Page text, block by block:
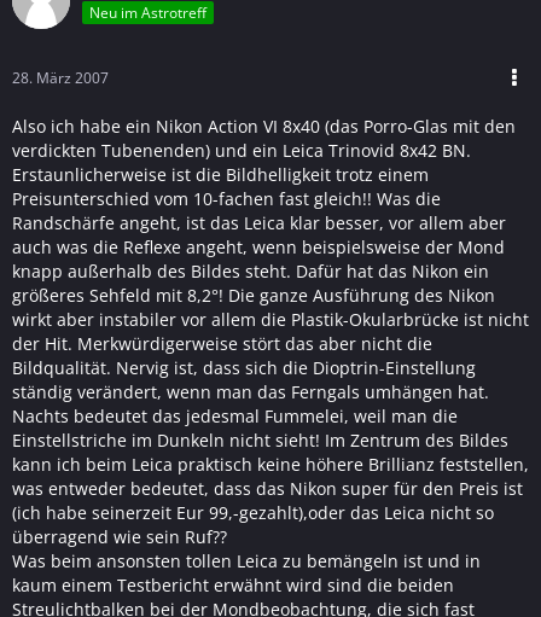
Neu im Astrotreff
28. März 2007
Also ich habe ein Nikon Action VI 8x40 (das Porro-Glas mit den
verdickten Tubenenden) und ein Leica Trinovid 8x42 BN.
Erstaunlicherweise ist die Bildhelligkeit trotz einem
Preisunterschied vom 10-fachen fast gleich!! Was die
Randschärfe angeht, ist das Leica klar besser, vor allem aber
auch was die Reflexe angeht, wenn beispielsweise der Mond
knapp außerhalb des Bildes steht. Dafür hat das Nikon ein
größeres Sehfeld mit 8,2°! Die ganze Ausführung des Nikon
wirkt aber instabiler vor allem die Plastik-Okularbrücke ist nicht
der Hit. Merkwürdigerweise stört das aber nicht die
Bildqualität. Nervig ist, dass sich die Dioptrin-Einstellung
ständig verändert, wenn man das Ferngals umhängen hat.
Nachts bedeutet das jedesmal Fummelei, weil man die
Einstellstriche im Dunkeln nicht sieht! Im Zentrum des Bildes
kann ich beim Leica praktisch keine höhere Brillianz feststellen,
was entweder bedeutet, dass das Nikon super für den Preis ist
(ich habe seinerzeit Eur 99,-gezahlt),oder das Leica nicht so
überragend wie sein Ruf??
Was beim ansonsten tollen Leica zu bemängeln ist und in
kaum einem Testbericht erwähnt wird sind die beiden
Streulichtbalken bei der Mondbeobachtung, die sich fast